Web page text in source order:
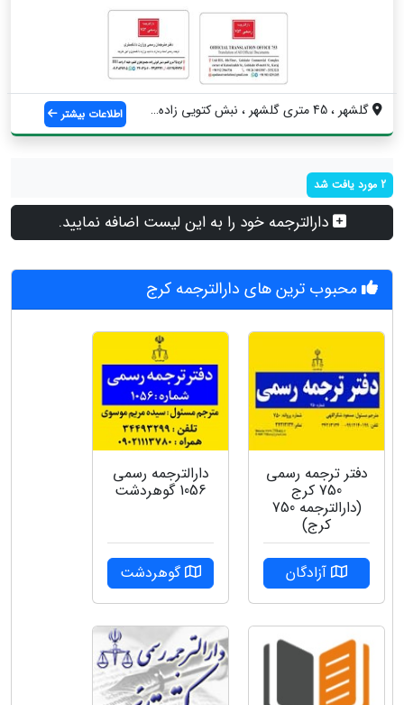
گلشهر ، 45 متری گلشهر ، نبش کتویی زاده ،... اطلاعات بیشتر
2 مورد یافت شد
دارالترجمه خود را به این لیست اضافه نمایید.
محبوب ترین های دارالترجمه کرج
دفتر ترجمه رسمی
750 کرج
(دارالترجمه 750
کرج)
آزادگان
دارالترجمه رسمی
1056 گوهردشت
گوهردشت